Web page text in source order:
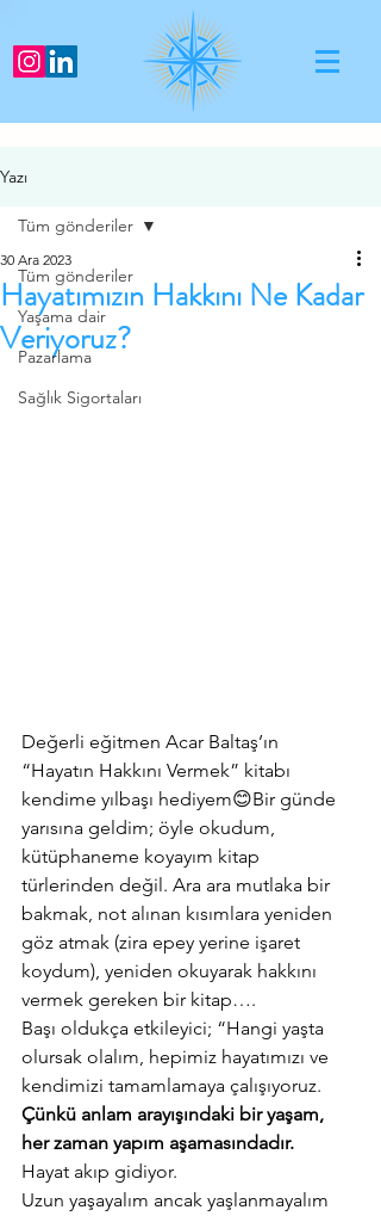
Yazı
Tüm gönderiler
Yaşama dair
Pazarlama
Sağlık Sigortaları
Tüm gönderiler
Hayatımızın Hakkını Ne Kadar
Veriyoruz?
30 Ara 2023
Değerli eğitmen Acar Baltaş’ın
“Hayatın Hakkını Vermek” kitabı
kendime yılbaşı hediyem😊Bir günde
yarısına geldim; öyle okudum,
kütüphaneme koyayım kitap
türlerinden değil. Ara ara mutlaka bir
bakmak, not alınan kısımlara yeniden
göz atmak (zira epey yerine işaret
koydum), yeniden okuyarak hakkını
vermek gereken bir kitap….
Başı oldukça etkileyici; “Hangi yaşta
olursak olalım, hepimiz hayatımızı ve
kendimizi tamamlamaya çalışıyoruz.
Çünkü anlam arayışındaki bir yaşam,
her zaman yapım aşamasındadır.
Hayat akıp gidiyor.
Uzun yaşayalım ancak yaşlanmayalım